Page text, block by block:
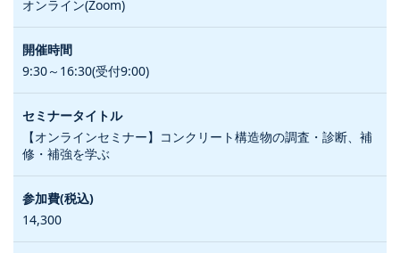
オンライン(Zoom)
9:30～16:30(受付9:00)
【オンラインセミナー】コンクリート構造物の調査・診断、補
修・補強を学ぶ
14,300